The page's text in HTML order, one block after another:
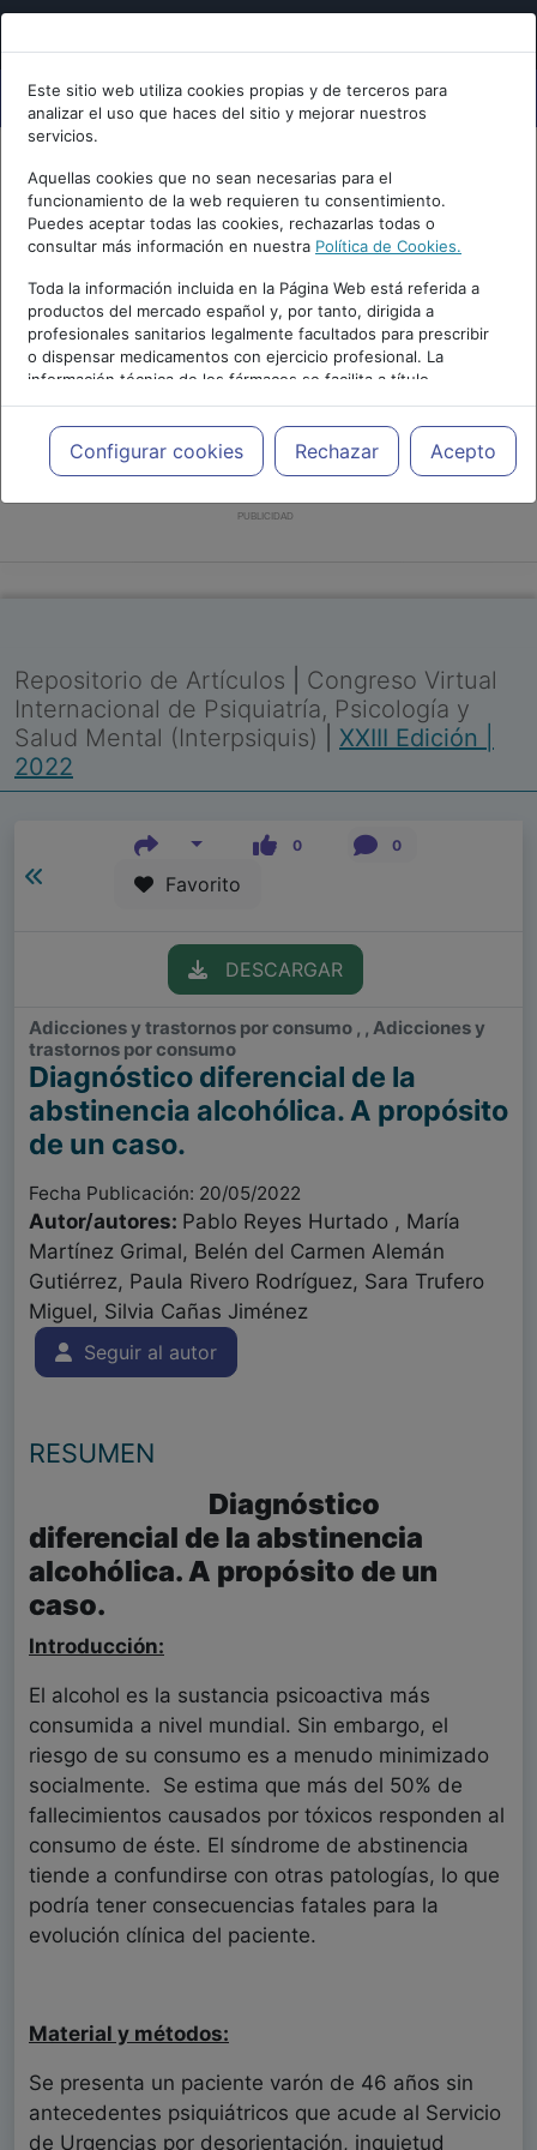
Este sitio web utiliza cookies propias y de terceros para
analizar el uso que haces del sitio y mejorar nuestros
servicios.
Aquellas cookies que no sean necesarias para el
funcionamiento de la web requieren tu consentimiento.
Puedes aceptar todas las cookies, rechazarlas todas o
consultar más información en nuestra Política de Cookies.
Toda la información incluida en la Página Web está referida a
productos del mercado español y, por tanto, dirigida a
profesionales sanitarios legalmente facultados para prescribir
o dispensar medicamentos con ejercicio profesional. La
información técnica de los fármacos se facilita a título
meramente informativo, siendo responsabilidad de los
profesionales facultados prescribir medicamentos y decidir, en
cada caso concreto, el tratamiento más adecuado a las
necesidades del paciente.
Configurar cookies Rechazar Acepto
PUBLICIDAD
Repositorio de Artículos
Congreso Virtual
Internacional de Psiquiatría, Psicología y
Salud Mental (Interpsiquis)
XXIII Edición |
2022
0 0
Favorito
DESCARGAR
Adicciones y trastornos por consumo , , Adicciones y
trastornos por consumo
Diagnóstico diferencial de la
abstinencia alcohólica. A propósito
de un caso.
Fecha Publicación: 20/05/2022
Autor/autores: Pablo Reyes Hurtado , María
Martínez Grimal, Belén del Carmen Alemán
Gutiérrez, Paula Rivero Rodríguez, Sara Trufero
Miguel, Silvia Cañas Jiménez
Seguir al autor
RESUMEN
Diagnóstico
diferencial de la abstinencia
alcohólica. A propósito de un
caso.
Introducción:
El alcohol es la sustancia psicoactiva más
consumida a nivel mundial. Sin embargo, el
riesgo de su consumo es a menudo minimizado
socialmente. Se estima que más del 50% de
fallecimientos causados por tóxicos responden al
consumo de éste. El síndrome de abstinencia
tiende a confundirse con otras patologías, lo que
podría tener consecuencias fatales para la
evolución clínica del paciente.
Material y métodos:
Se presenta un paciente varón de 46 años sin
antecedentes psiquiátricos que acude al Servicio
de Urgencias por desorientación, inquietud